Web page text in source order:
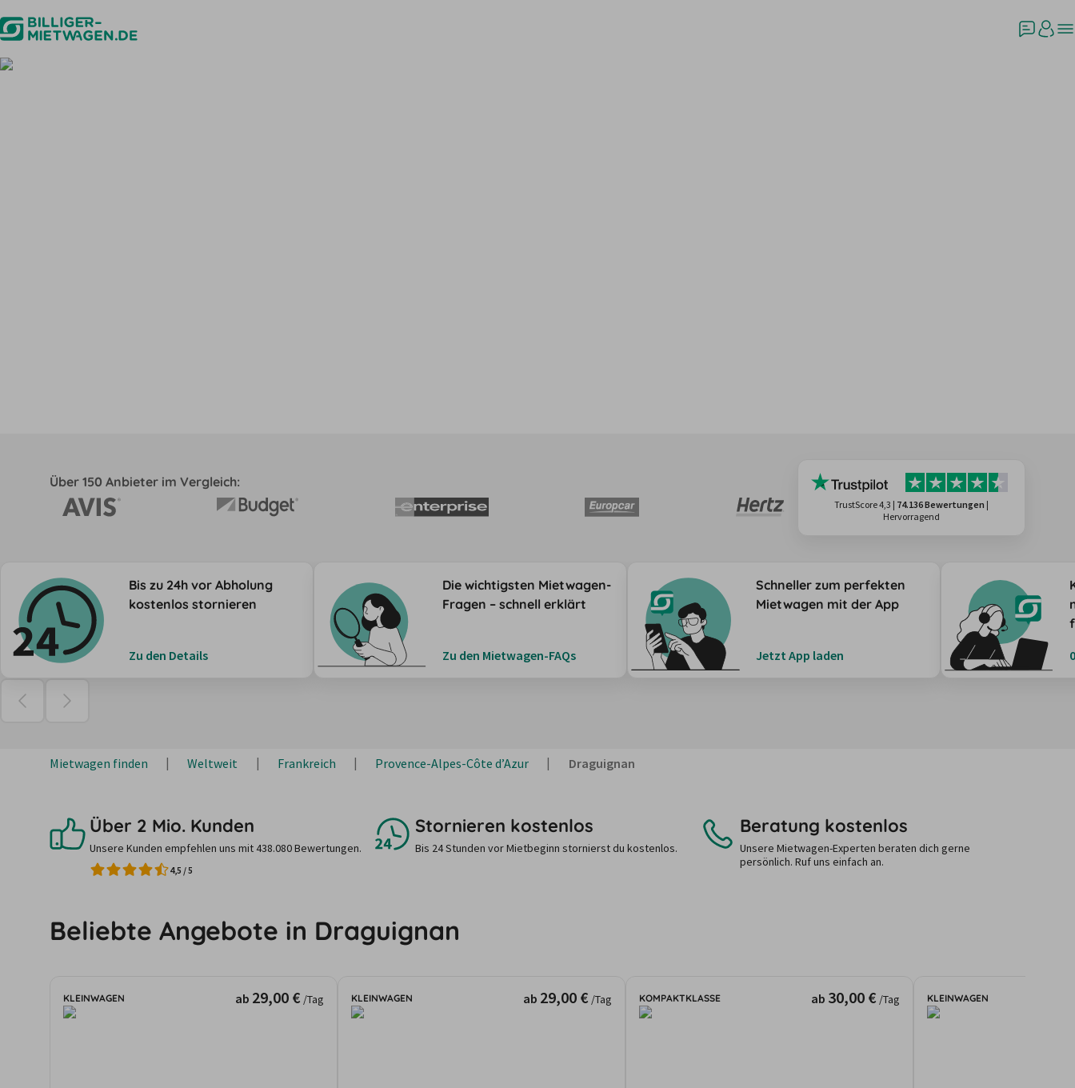
Über 150 Anbieter im Vergleich:
TrustScore 4,3 | 74.136 Bewertungen |
Hervorragend
Bis zu 24h vor Abholung
kostenlos stornieren
Zu den Details
Die wichtigsten Mietwagen-
Fragen – schnell erklärt
Zu den Mietwagen-FAQs
Schneller zum perfekten
Mietwagen mit der App
Jetzt App laden
Mietwagen finden Weltweit Frankreich Provence-Alpes-Côte d’Azur Draguignan
Über 2 Mio. Kunden
Unsere Kunden empfehlen uns mit 438.080 Bewertungen.
4,5 /5
Stornieren kostenlos
Bis 24 Stunden vor Mietbeginn stornierst du kostenlos.
Beratung kostenlos
Unsere Mietwagen-Experten beraten dich gerne
persönlich. Ruf uns einfach an.
Beliebte Angebote in Draguignan
KLEINWAGEN ab 29,00 € /Tag KLEINWAGEN ab 29,00 € /Tag KOMPAKTKLASSE ab 30,00 € /Tag KLEINWAGEN